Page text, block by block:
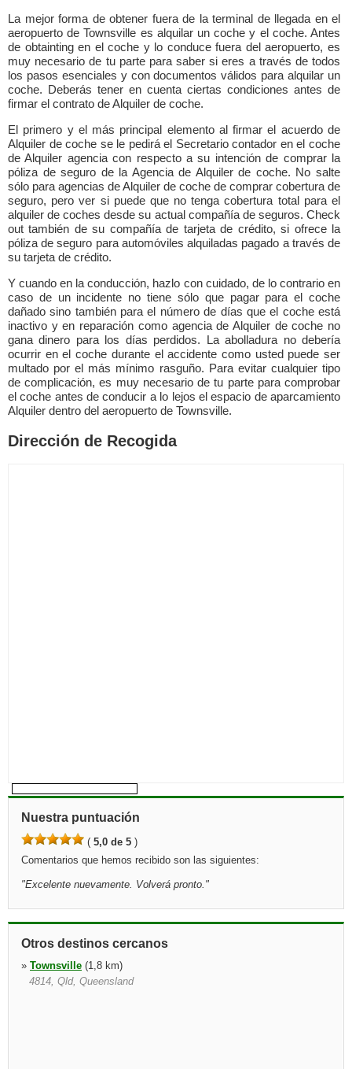
La mejor forma de obtener fuera de la terminal de llegada en el
aeropuerto de Townsville es alquilar un coche y el coche. Antes
de obtainting en el coche y lo conduce fuera del aeropuerto, es
muy necesario de tu parte para saber si eres a través de todos
los pasos esenciales y con documentos válidos para alquilar un
coche. Deberás tener en cuenta ciertas condiciones antes de
firmar el contrato de Alquiler de coche.
El primero y el más principal elemento al firmar el acuerdo de
Alquiler de coche se le pedirá el Secretario contador en el coche
de Alquiler agencia con respecto a su intención de comprar la
póliza de seguro de la Agencia de Alquiler de coche. No salte
sólo para agencias de Alquiler de coche de comprar cobertura de
seguro, pero ver si puede que no tenga cobertura total para el
alquiler de coches desde su actual compañía de seguros. Check
out también de su compañía de tarjeta de crédito, si ofrece la
póliza de seguro para automóviles alquiladas pagado a través de
su tarjeta de crédito.
Y cuando en la conducción, hazlo con cuidado, de lo contrario en
caso de un incidente no tiene sólo que pagar para el coche
dañado sino también para el número de días que el coche está
inactivo y en reparación como agencia de Alquiler de coche no
gana dinero para los días perdidos. La abolladura no debería
ocurrir en el coche durante el accidente como usted puede ser
multado por el más mínimo rasguño. Para evitar cualquier tipo
de complicación, es muy necesario de tu parte para comprobar
el coche antes de conducir a lo lejos el espacio de aparcamiento
Alquiler dentro del aeropuerto de Townsville.
Dirección de Recogida
Nuestra puntuación
( 5,0 de 5 )
Comentarios que hemos recibido son las siguientes:
"Excelente nuevamente. Volverá pronto. "
Otros destinos cercanos
» Townsville (1,8 km)
4814, Qld, Queensland